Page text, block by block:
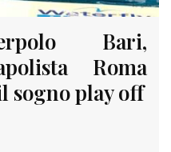
Bari,
Roma
sogno play off